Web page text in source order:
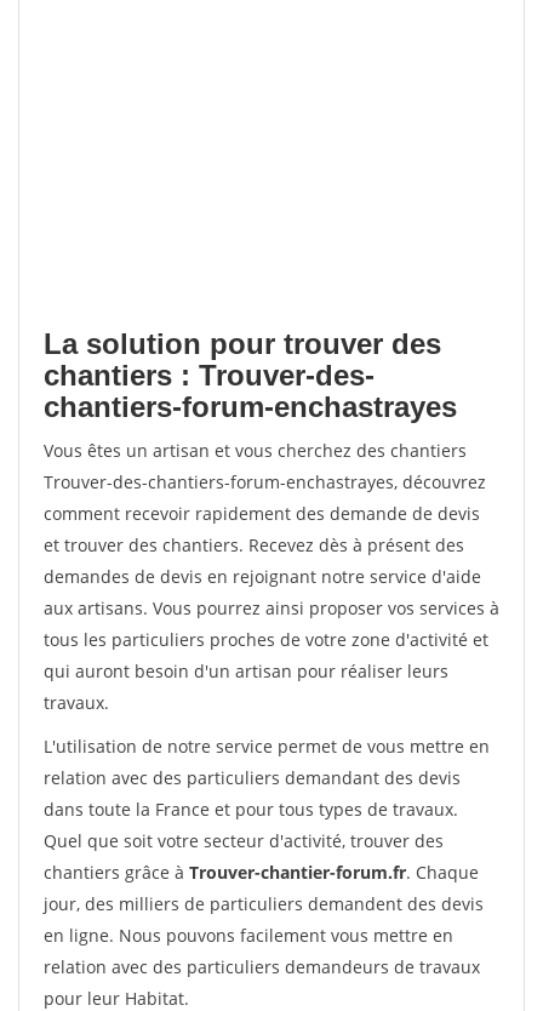
La solution pour trouver des
chantiers : Trouver-des-
chantiers-forum-enchastrayes
Vous êtes un artisan et vous cherchez des chantiers
Trouver-des-chantiers-forum-enchastrayes, découvrez
comment recevoir rapidement des demande de devis
et trouver des chantiers. Recevez dès à présent des
demandes de devis en rejoignant notre service d'aide
aux artisans. Vous pourrez ainsi proposer vos services à
tous les particuliers proches de votre zone d'activité et
qui auront besoin d'un artisan pour réaliser leurs
travaux.
L'utilisation de notre service permet de vous mettre en
relation avec des particuliers demandant des devis
dans toute la France et pour tous types de travaux.
Quel que soit votre secteur d'activité, trouver des
chantiers grâce à Trouver-chantier-forum.fr. Chaque
jour, des milliers de particuliers demandent des devis
en ligne. Nous pouvons facilement vous mettre en
relation avec des particuliers demandeurs de travaux
pour leur Habitat.